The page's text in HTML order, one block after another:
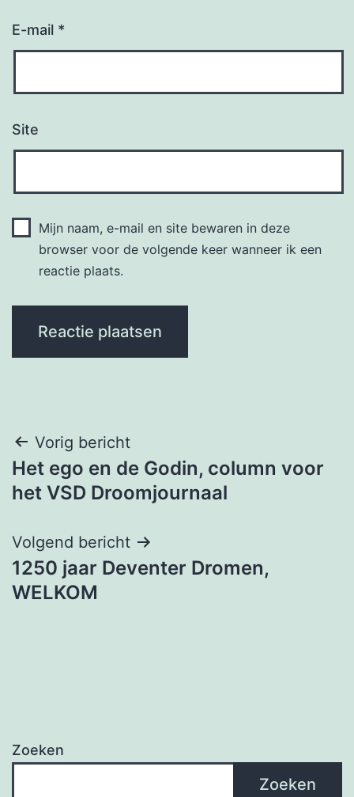
E-mail *
Site
Mijn naam, e-mail en site bewaren in deze
browser voor de volgende keer wanneer ik een
reactie plaats.
Berichtnavigatie
Vorig bericht
Het ego en de Godin, column voor
het VSD Droomjournaal
Volgend bericht
1250 jaar Deventer Dromen,
WELKOM
Zoeken
Zoeken